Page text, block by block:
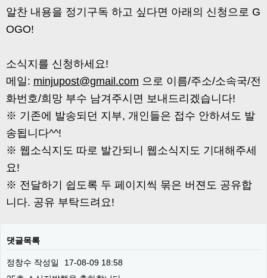
알찬 내용을 정기구독 하고 싶다면 아래의 신청으로 G
OGO!
소식지를 신청하세요!
메일: minjupost@gmail.com 으로 이름/주소/소속국/전
화번호/희망 부수 남겨주시면 보내드리겠습니다!
※ 기존에 발송되던 지부, 개인들은 접수 안하셔도 발
송됩니다^^!
※ 웹소식지도 따로 발간되니 웹소식지도 기대해주세
요!
※ 전달하기 쉽도록 두 페이지씩 묶은 버젼도 공유합
니다. 공유 부탁드려요!
댓글목록
정창수 작성일
17-08-09 18:58